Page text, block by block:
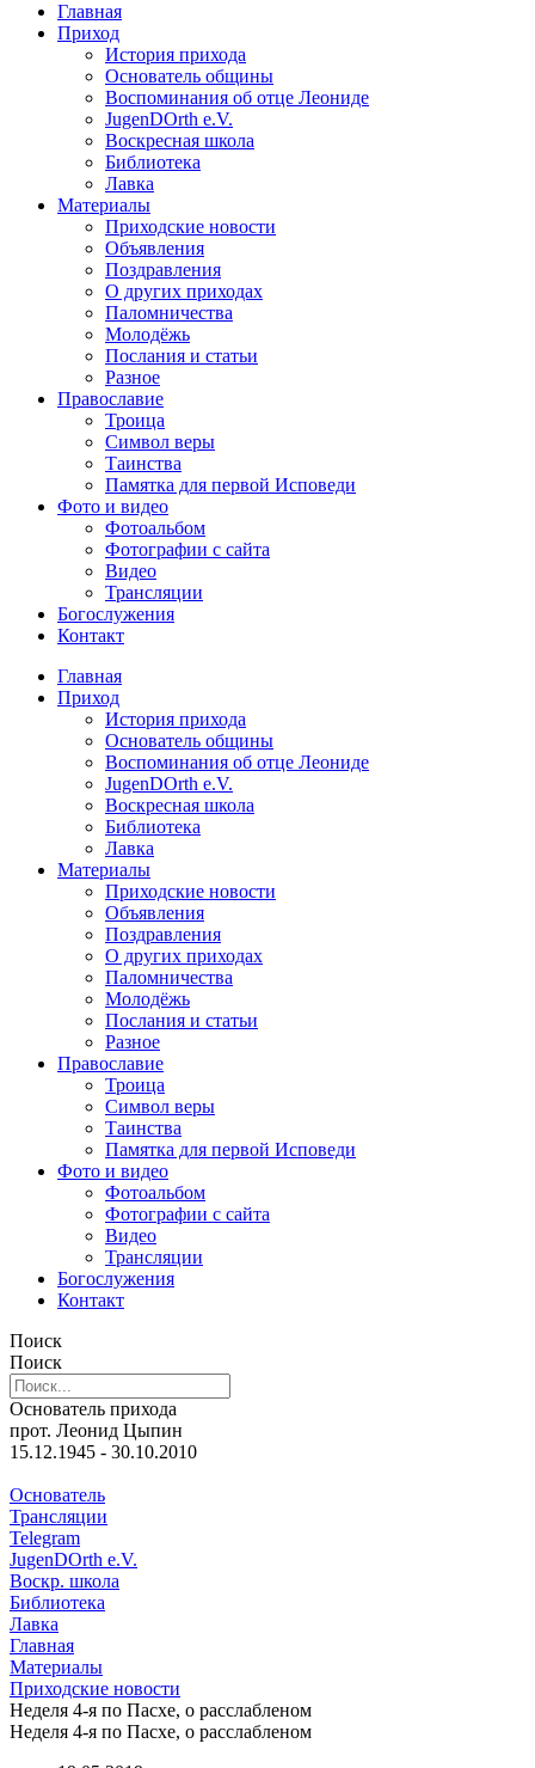
Главная
Приход
История прихода
Основатель общины
Воспоминания об отце Леониде
JugenDOrth e.V.
Воскресная школа
Библиотека
Лавка
Материалы
Приходские новости
Объявления
Поздравления
О других приходах
Паломничества
Молодёжь
Послания и статьи
Разное
Православие
Троица
Символ веры
Таинства
Памятка для первой Исповеди
Фото и видео
Фотоальбом
Фотографии с сайта
Видео
Трансляции
Богослужения
Контакт
Главная
Приход
История прихода
Основатель общины
Воспоминания об отце Леониде
JugenDOrth e.V.
Воскресная школа
Библиотека
Лавка
Материалы
Приходские новости
Объявления
Поздравления
О других приходах
Паломничества
Молодёжь
Послания и статьи
Разное
Православие
Троица
Символ веры
Таинства
Памятка для первой Исповеди
Фото и видео
Фотоальбом
Фотографии с сайта
Видео
Трансляции
Богослужения
Контакт
Поиск
Поиск
Основатель прихода
прот. Леонид Цыпин
15.12.1945 - 30.10.2010
Основатель
Трансляции
Telegram
JugenDOrth e.V.
Воскр. школа
Библиотека
Лавка
Главная
Материалы
Приходские новости
Неделя 4-я по Пасхе, о расслабленом
Неделя 4-я по Пасхе, о расслабленом